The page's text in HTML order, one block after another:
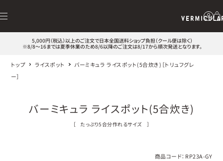
5,000円（税込）以上のご注文で日本全国送料ショップ負担（クール便は除く）
※8/8～16までは夏季休業のため8/6以降のご注文は8/17から順次発送となります。
トップ ライスポット
バーミキュラ ライスポット(5合炊き)［トリュフグレ
ー］
バーミキュラ ライスポット(5合炊き)
［ たっぷり5合分作れるサイズ ］
商品コード： RP23A-GY